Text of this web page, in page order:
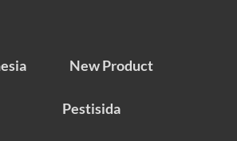
New Product
Pestisida